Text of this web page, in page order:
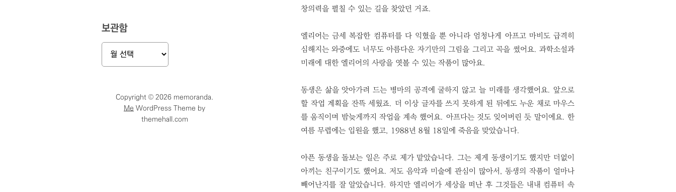
창의력을 펼칠 수 있는 길을 찾았던 거죠.
엘리어는 금세 복잡한 컴퓨터를 다 익혔을 뿐 아니라 엄청나게 아프고 마비도 급격히
심해지는 와중에도 너무도 아름다운 자기만의 그림을 그리고 곡을 썼어요. 과학소설과
미래에 대한 엘리어의 사랑을 엿볼 수 있는 작품이 많아요.
동생은 삶을 앗아가려 드는 병마의 공격에 굴하지 않고 늘 미래를 생각했어요. 앞으로
할 작업 계획을 잔뜩 세웠죠. 더 이상 글자를 쓰지 못하게 된 뒤에도 누운 채로 마우스
를 움직이며 밤늦게까지 작업을 계속 했어요. 아프다는 것도 잊어버린 듯 말이에요. 한
여름 무렵에는 입원을 했고, 1988년 8월 18일에 죽음을 맞았습니다.
아픈 동생을 돌보는 일은 주로 제가 맡았습니다. 그는 제게 동생이기도 했지만 더없이
아끼는 친구이기도 했어요. 저도 음악과 미술에 관심이 많아서, 동생의 작품이 얼마나
빼어난지를 잘 알았습니다. 하지만 엘리어가 세상을 떠난 후 그것들은 내내 컴퓨터 속
보관함
보
Copyright © 2026 memoranda.
MeWordPress Theme by
themehall.com